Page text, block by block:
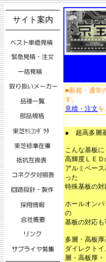
サイト案内
■新規・通常
す。
見積・注文を
● 超高多層
こんな基板に
高輝度ＬＥ
アルミベー
った
特殊基板の対
ホールオン
の
基板の対応も
多層・高板厚
ダイレクト
層・高板厚・